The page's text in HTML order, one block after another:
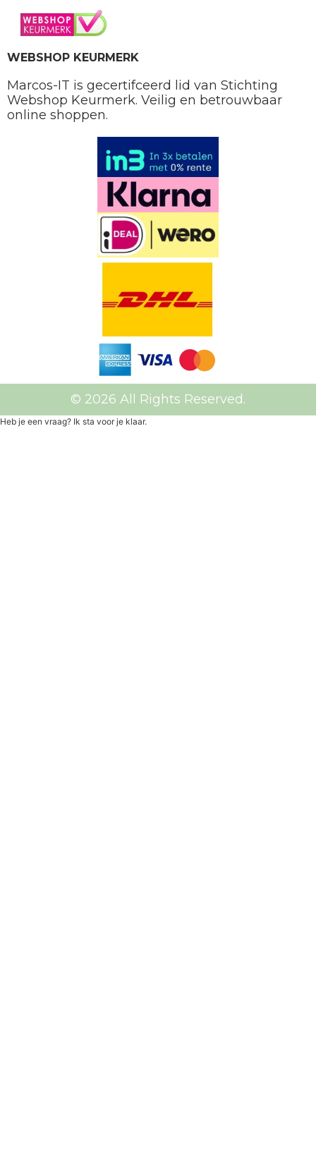
WEBSHOP KEURMERK
Marcos-IT is gecertifceerd lid van Stichting
Webshop Keurmerk. Veilig en betrouwbaar
online shoppen.
© 2026 All Rights Reserved.
Heb je een vraag? Ik sta voor je klaar.